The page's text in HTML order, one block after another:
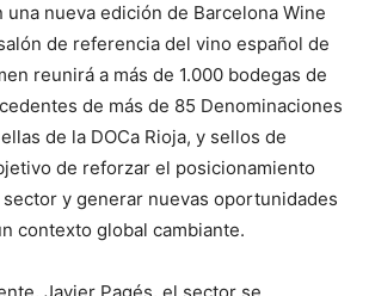
nueva edición de Barcelona Wine
de referencia del vino español de
reunirá a más de 1.000 bodegas de
de más de 85 Denominaciones
de la DOCa Rioja, y sellos de
de reforzar el posicionamiento
y generar nuevas oportunidades
contexto global cambiante.